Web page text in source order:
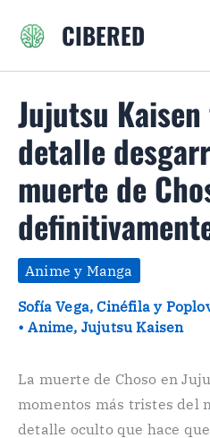
CIBERED
Jujutsu
detalle
muerte de
Anime y Manga
Sofía Vega, Cinéfila y
•Anime, Jujutsu Kaisen
La muerte de Choso en
momentos más tristes del
detalle oculto que hace